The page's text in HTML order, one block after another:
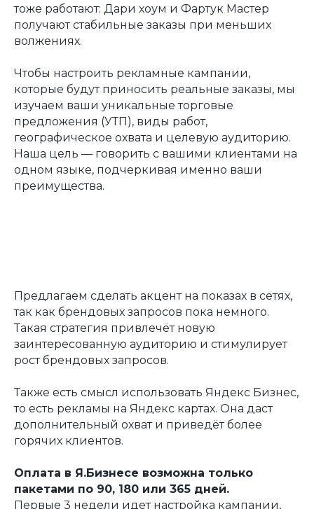
тоже работают: Дари хоум и Фартук Мастер
получают стабильные заказы при меньших
волжениях.
Чтобы настроить рекламные кампании,
которые будут приносить реальные заказы, мы
изучаем ваши уникальные торговые
предложения (УТП), виды работ,
географическое охвата и целевую аудиторию.
Наша цель — говорить с вашими клиентами на
одном языке, подчеркивая именно ваши
преимущества.
Предлагаем сделать акцент на показах в сетях,
так как брендовых запросов пока немного.
Такая стратегия привлечёт новую
заинтересованную аудиторию и стимулирует
рост брендовых запросов.
Также есть смысл использовать Яндекс Бизнес,
то есть рекламы на Яндекс картах. Она даст
дополнительный охват и приведёт более
горячих клиентов.
Оплата в Я.Бизнесе возможна только
пакетами по 90, 180 или 365 дней.
Первые 3 недели идет настройка кампании,